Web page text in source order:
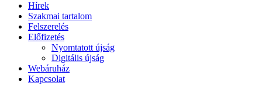
Hírek
Szakmai tartalom
Felszerelés
Előfizetés
Nyomtatott újság
Digitális újság
Webáruház
Kapcsolat